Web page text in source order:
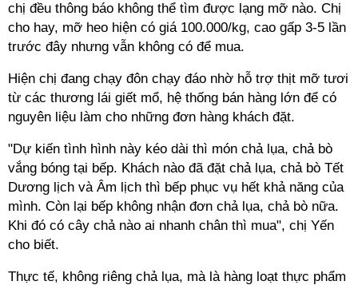
chị đều thông báo không thể tìm được lạng mỡ nào. Chị
cho hay, mỡ heo hiện có giá 100.000/kg, cao gấp 3-5 lần
trước đây nhưng vẫn không có để mua.
Hiện chị đang chạy đôn chạy đáo nhờ hỗ trợ thịt mỡ tươi
từ các thương lái giết mổ, hệ thống bán hàng lớn để có
nguyên liệu làm cho những đơn hàng khách đặt.
"Dự kiến tình hình này kéo dài thì món chả lụa, chả bò
vắng bóng tại bếp. Khách nào đã đặt chả lụa, chả bò Tết
Dương lịch và Âm lịch thì bếp phục vụ hết khả năng của
mình. Còn lại bếp không nhận đơn chả lụa, chả bò nữa.
Khi đó có cây chả nào ai nhanh chân thì mua", chị Yến
cho biết.
Thực tế, không riêng chả lụa, mà là hàng loạt thực phẩm